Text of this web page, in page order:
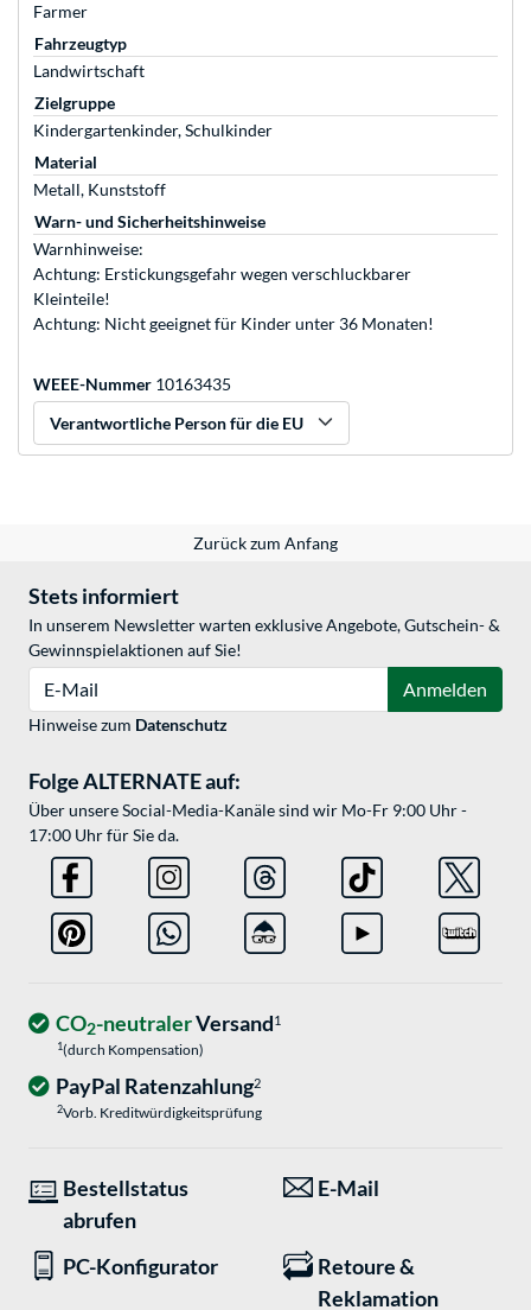
Farmer
Fahrzeugtyp
Landwirtschaft
Zielgruppe
Kindergartenkinder, Schulkinder
Material
Metall, Kunststoff
Warn- und Sicherheitshinweise
Warnhinweise:
Achtung: Erstickungsgefahr wegen verschluckbarer
Kleinteile!
Achtung: Nicht geeignet für Kinder unter 36 Monaten!
WEEE-Nummer 10163435
Verantwortliche Person für die EU
Zurück zum Anfang
Stets informiert
In unserem Newsletter warten exklusive Angebote, Gutschein- &
Gewinnspielaktionen auf Sie!
Anmelden
Hinweise zum Datenschutz
Folge ALTERNATE auf:
Über unsere Social-Media-Kanäle sind wir Mo-Fr 9:00 Uhr -
17:00 Uhr für Sie da.
CO2-neutralerVersand1
1(durch Kompensation)
PayPal Ratenzahlung2
2Vorb. Kreditwürdigkeitsprüfung
Bestellstatus
abrufen
E-Mail
PC-Konfigurator
Retoure &
Reklamation